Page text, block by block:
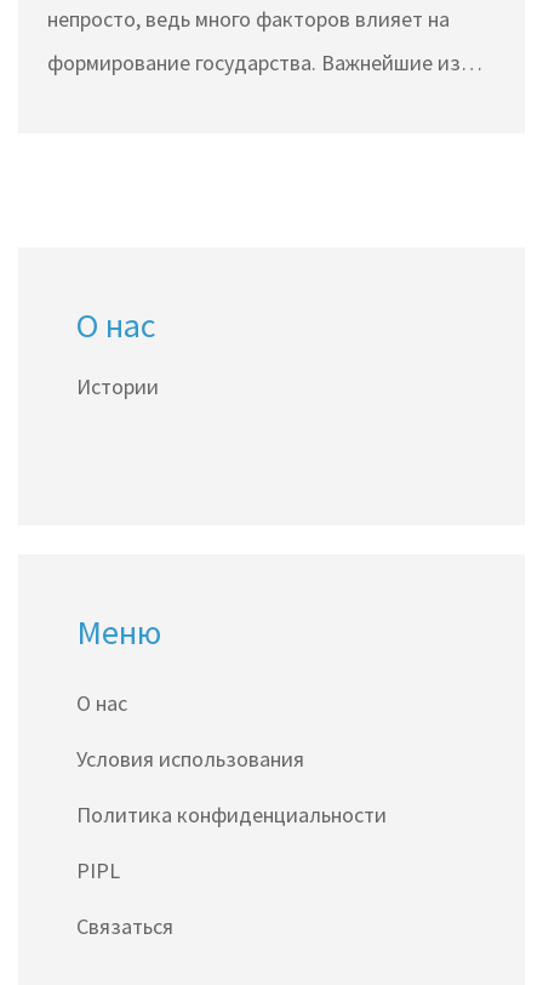
непросто, ведь много факторов влияет на
формирование государства. Важнейшие из
О нас
Истории
Меню
О нас
Условия использования
Политика конфиденциальности
PIPL
Связаться